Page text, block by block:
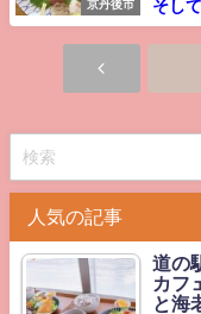
京丹後市
そし
人気の記事
道の
カフ
と海